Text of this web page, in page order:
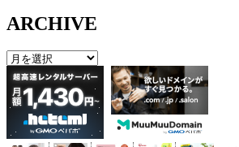
ARCHIVE